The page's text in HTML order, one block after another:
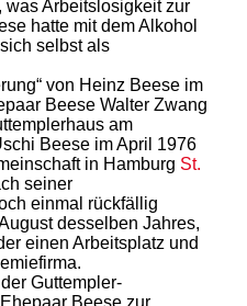
Arbeitslosigkeit zur
hatte mit dem Alkohol
selbst als
von Heinz Beese im
Beese Walter Zwang
am
Beese im April 1976
in Hamburg St.
seiner
einmal rückfällig
desselben Jahres,
einen Arbeitsplatz und
Guttempler-
Beese zur